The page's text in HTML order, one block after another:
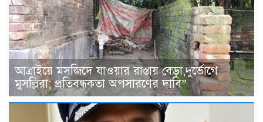
আত্রাইয়ে মসজিদে যাওয়ার রাস্তায় বেড়া,দুর্ভোগে
মুসল্লিরা; প্রতিবন্ধকতা অপসারণের দাবি”